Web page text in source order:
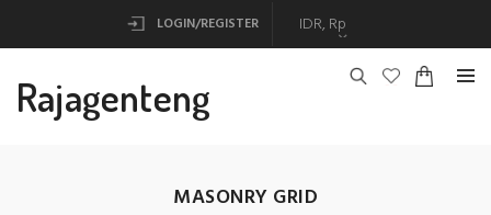
LOGIN/REGISTER
Rajagenteng
MASONRY GRID